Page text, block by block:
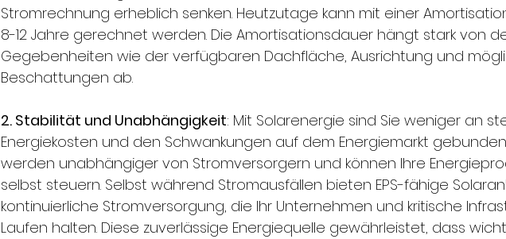
Stromrechnung erheblich senken. Heutzutage kann mit einer
8-12 Jahre gerechnet werden. Die Amortisationsdauer hängt stark von
Gegebenheiten wie der verfügbaren Dachfläche, Ausrichtung und
Beschattungen ab.
2. Stabilität und Unabhängigkeit: Mit Solarenergie sind Sie weniger an
Energiekosten und den Schwankungen auf dem Energiemarkt
werden unabhängiger von Stromversorgern und können Ihre
selbst steuern. Selbst während Stromausfällen bieten EPS-fähige
kontinuierliche Stromversorgung, die Ihr Unternehmen und kritische
Laufen halten. Diese zuverlässige Energiequelle gewährleistet, dass